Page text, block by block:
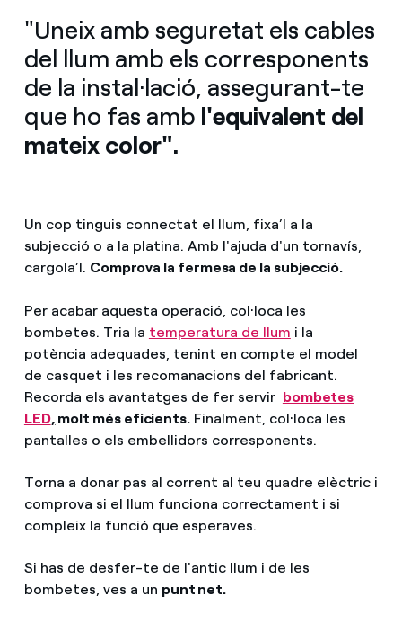
"Uneix amb seguretat els cables
del llum amb els corresponents
de la instal·lació, assegurant-te
que ho fas amb l'equivalent del
mateix color".
Un cop tinguis connectat el llum, fixa’l a la
subjecció o a la platina. Amb l'ajuda d'un tornavís,
cargola’l. Comprova la fermesa de la subjecció.
Per acabar aquesta operació, col·loca les
bombetes. Tria la temperatura de llum i la
potència adequades, tenint en compte el model
de casquet i les recomanacions del fabricant.
Recorda els avantatges de fer servir bombetes
LED, molt més eficients.Finalment, col·loca les
pantalles o els embellidors corresponents.
Torna a donar pas al corrent al teu quadre elèctric i
comprova si el llum funciona correctament i si
compleix la funció que esperaves.
Si has de desfer-te de l'antic llum i de les
bombetes, ves a un punt net.